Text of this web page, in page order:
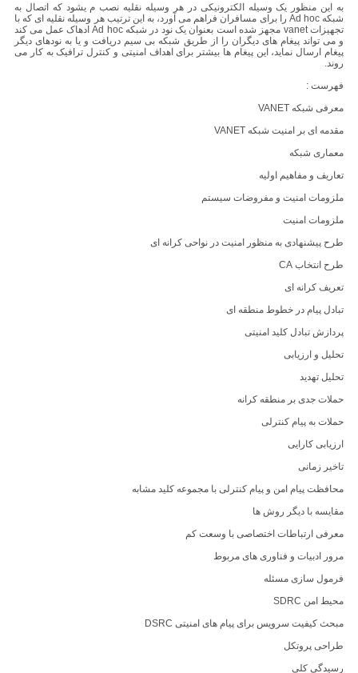
به این منظور یک وسیله الکترونیکی در هر وسیله نقلیه نصب م یشود که اتصال به
شبکه Ad hoc را برای مسافران فراهم می آورد، به این ترتیب هر وسیله نقلیه ای که با
تجهیزات vanet مجهز شده است بعنوان یک نود در شبکه Ad hoc ادهاک عمل می کند
و می تواند پیغام های دیگران را از طریق شبکه بی سیم دریافت و یا به نودهای دیگر
پیغام ارسال نماید، این پیغام ها بیشتر برای اهداف امنیتی و کنترل ترافیک به کار می
روند.
فهرست :
معرفی شبکه VANET
مقدمه ای بر امنیت شبکه VANET
معماری شبکه
تعاریف و مفاهیم اولیه
ملزومات امنیت و مفروضات سیستم
ملزومات امنیت
طرح پیشنهادی به منظور امنیت در نواحی کرانه ای
طرح انتخاب CA
تعریف کرانه ای
تبادل پیام در خطوط منطقه ای
پردازش تبادل کلید امنیتی
تحلیل و ارزیابی
تحلیل تهدید
حملات جدی بر منطقه کرانه
حملات به پیام کنترلی
ارزیابی کارایی
تاخیر زمانی
محافظت پیام امن و پیام کنترلی با مجموعه کلید مشابه
مقایسه با دیگر روش ها
معرفی ارتباطات اختصاصی با وسعت کم
مرور ادبیات و فناوری های مربوط
فرمول سازی مسئله
محیط امن SDRC
مبحث کیفیت سرویس برای پیام های امنیتی DSRC
طراحی پروتکل
رسیدگی کلی